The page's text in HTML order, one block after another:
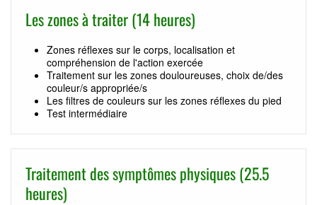
Les zones à traiter (14 heures)
Zones réflexes sur le corps, localisation et
compréhension de l'action exercée
Traitement sur les zones douloureuses, choix de/des
couleur/s appropriée/s
Les filtres de couleurs sur les zones réflexes du pied
Test intermédiaire
Traitement des symptômes physiques (25.5
heures)